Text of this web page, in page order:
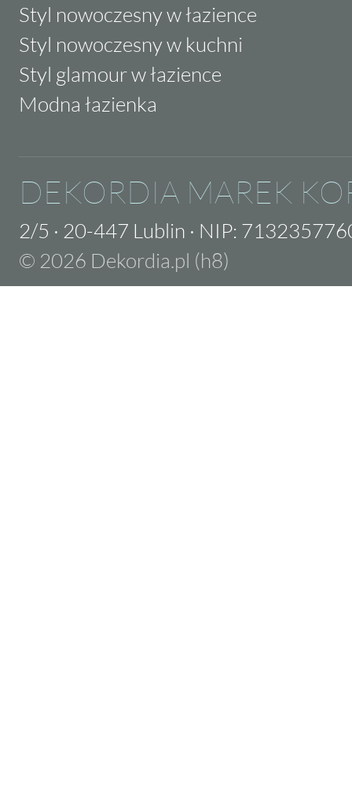
Styl nowoczesny w łazience
Styl nowoczesny w kuchni
Styl glamour w łazience
Modna łazienka
DEKORDIA MAREK
2/5 · 20-447 Lublin · NIP:
© 2026 Dekordia.pl (h8)